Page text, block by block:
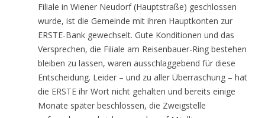
Filiale in Wiener Neudorf (Hauptstraße) geschlossen
wurde, ist die Gemeinde mit ihren Hauptkonten zur
ERSTE-Bank gewechselt. Gute Konditionen und das
Versprechen, die Filiale am Reisenbauer-Ring bestehen
bleiben zu lassen, waren ausschlaggebend für diese
Entscheidung. Leider – und zu aller Überraschung – hat
die ERSTE ihr Wort nicht gehalten und bereits einige
Monate später beschlossen, die Zweigstelle